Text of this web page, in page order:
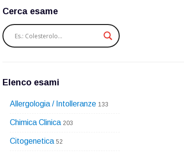
Cerca esame
Elenco esami
Allergologia / Intolleranze 133
Chimica Clinica 203
Citogenetica 52